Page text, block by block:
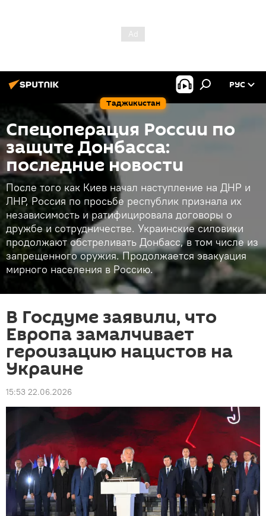
Таджикистан
РУС
Спецоперация России по
защите Донбасса:
последние новости
После того как Киев начал наступление на ДНР и
ЛНР, Россия по просьбе республик признала их
независимость и ратифицировала договоры о
дружбе и сотрудничестве. Украинские силовики
продолжают обстреливать Донбасс, в том числе из
запрещенного оружия. Продолжается эвакуация
мирного населения в Россию.
В Госдуме заявили, что
Европа замалчивает
героизацию нацистов на
Украине
15:53 22.06.2026